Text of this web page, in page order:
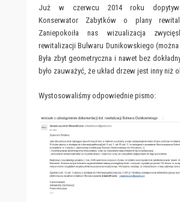
Już w czerwcu 2014 roku
Konserwator Zabytków o plany
Zaniepokoiła nas wizualizacja
rewitalizacji Bulwaru Dunikowskiego
Była zbyt geometryczna i nawet bez
było zauważyć, że układ drzew jest inny niż
Wystosowaliśmy odpowiednie pismo: